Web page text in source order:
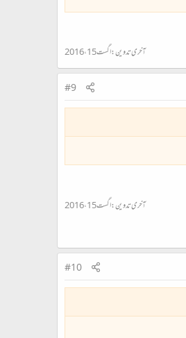
آخری تدوین:اگست 15، 2016
#9
آخری تدوین:اگست 15، 2016
#10